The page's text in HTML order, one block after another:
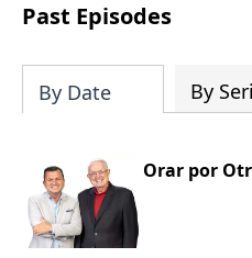
Past Episodes
By Date By
Orar por